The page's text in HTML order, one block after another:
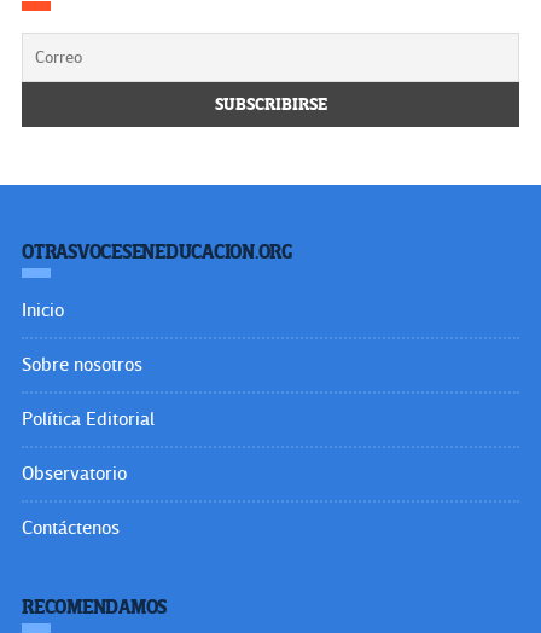
OTRASVOCESENEDUCACION.ORG
Inicio
Sobre nosotros
Política Editorial
Observatorio
Contáctenos
RECOMENDAMOS